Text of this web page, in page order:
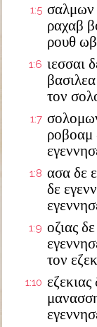
1:5 σαλμων
ραχαβ
ρουθ
1:6 ιεσσαι
τον
1:7
ροβοαμ
1:8 ασα δε
δε
1:9 οζιας
τον
1:10